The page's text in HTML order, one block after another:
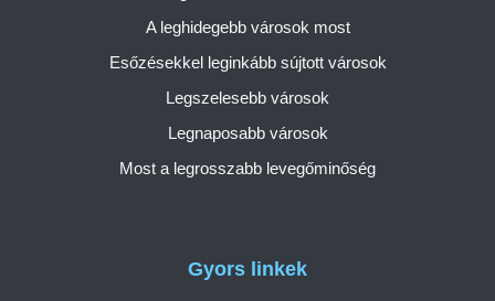
Gyors linkek
A leghidegebb városok most
Esőzésekkel leginkább sújtott városok
Legszelesebb városok
Legnaposabb városok
Most a legrosszabb levegőminőség